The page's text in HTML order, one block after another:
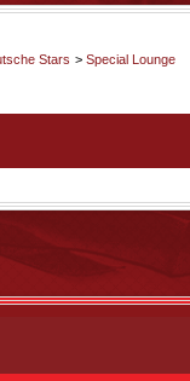
Stars > Special Lounge